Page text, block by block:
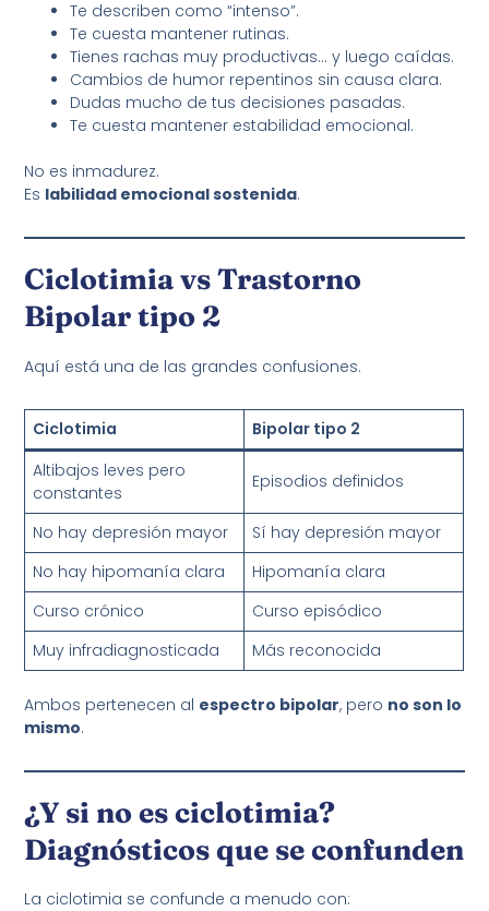
Te describen como “intenso”.
Te cuesta mantener rutinas.
Tienes rachas muy productivas… y luego caídas.
Cambios de humor repentinos sin causa clara.
Dudas mucho de tus decisiones pasadas.
Te cuesta mantener estabilidad emocional.
No es inmadurez.
Es labilidad emocional sostenida.
Ciclotimia vs Trastorno
Bipolar tipo 2
Aquí está una de las grandes confusiones.
Ciclotimia
Bipolar tipo 2
Altibajos leves pero
constantes
Episodios definidos
No hay depresión mayor
Sí hay depresión mayor
No hay hipomanía clara
Hipomanía clara
Curso crónico
Curso episódico
Muy infradiagnosticada
Más reconocida
Ambos pertenecen al espectro bipolar, pero no son lo
mismo.
¿Y si no es ciclotimia?
Diagnósticos que se confunden
La ciclotimia se confunde a menudo con: